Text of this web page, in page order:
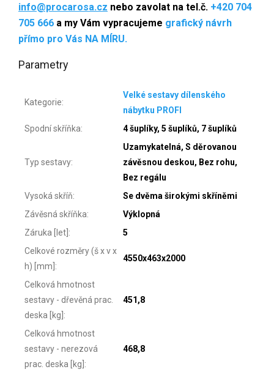
info@procarosa.cz nebo zavolat na tel.č. +420 704
705 666 a my Vám vypracujeme grafický návrh
přímo pro Vás NA MÍRU.
Parametry
Kategorie:
Velké sestavy dílenského
nábytku PROFI
Spodní skříňka: 4 šuplíky, 5 šuplíků, 7 šuplíků
Typ sestavy:
Uzamykatelná, S děrovanou
závěsnou deskou, Bez rohu,
Bez regálu
Vysoká skříň:
Se dvěma širokými skříněmi
Závěsná skříňka:
Výklopná
Záruka [let]:
5
Celkové rozměry (š x v x
h) [mm]:
4550x463x2000
Celková hmotnost
sestavy - dřevěná prac.
deska [kg]:
451,8
Celková hmotnost
sestavy - nerezová
prac. deska [kg]:
468,8